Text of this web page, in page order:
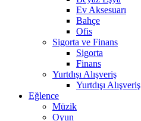
Ev Aksesuarı
Bahçe
Ofis
Sigorta ve Finans
Sigorta
Finans
Yurtdışı Alışveriş
Yurtdışı Alışveriş
Eğlence
Müzik
Oyun